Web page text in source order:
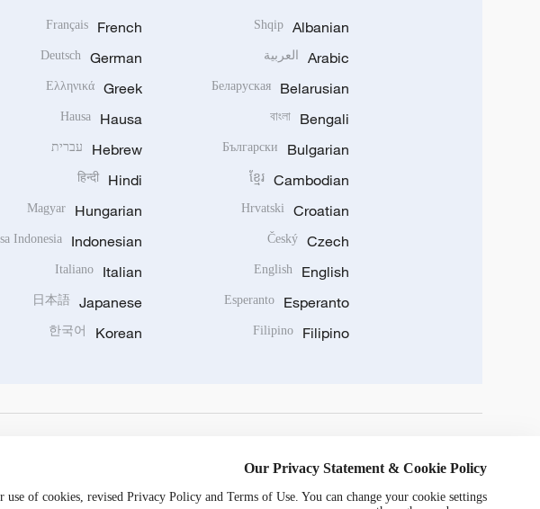
Albanian
Shqip
Arabic العربية
Belarusian
Беларуская
Bengali
বাংলা
Bulgarian
Български
Cambodian
ខ្មែរ
Croatian
Hrvatski
Czech
Český
English
English
Esperanto
Esperanto
Filipino
Filipino
French
Français
German
Deutsch
Greek
Ελληνικά
Hausa
Hausa
Hebrew עברית
Hindi
हिन्दी
Hungarian
Magyar
Indonesian
Indonesia
Italian
Italiano
Japanese
日本語
Korean
한국어
Our Privacy Statement & Cookie Policy
of cookies, revised Privacy Policy and Terms of Use. You can change your cookie settings